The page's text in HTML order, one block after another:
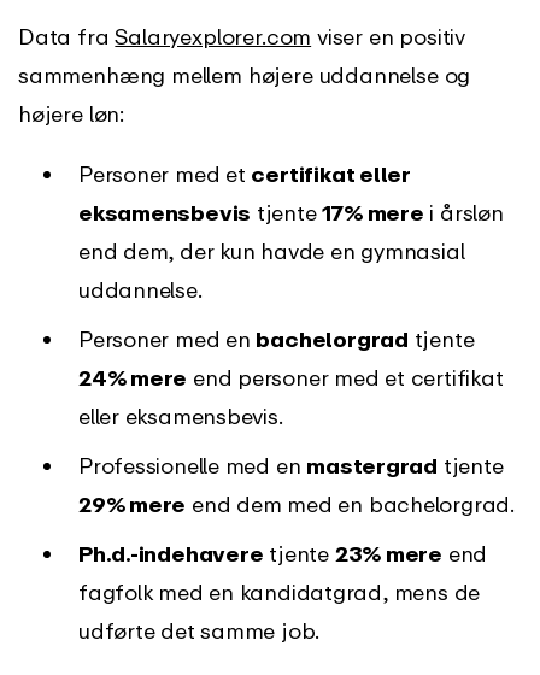
Data fraSalaryexplorer.com viser en positiv
sammenhæng mellem højere uddannelse og
højere løn:
Personer med et certifikat eller
eksamensbevis tjente17% mere i årsløn
end dem, der kun havde en gymnasial
uddannelse.
Personer med en bachelorgrad tjente
24% mere end personer med et certifikat
eller eksamensbevis.
Professionelle med en mastergrad tjente
29% mere end dem med en bachelorgrad.
Ph.d.-indehavere tjente 23% mere end
fagfolk med en kandidatgrad, mens de
udførte det samme job.